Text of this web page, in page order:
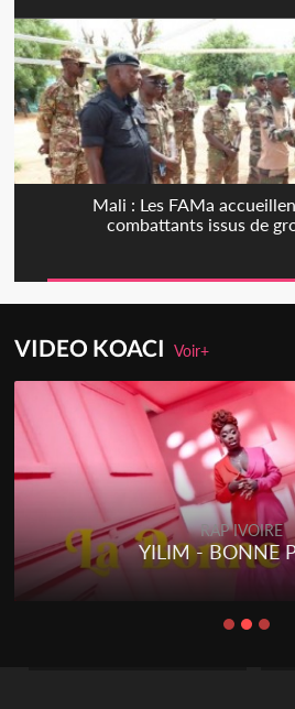
Mali : Les FAMa
combattants issus de
VIDEO KOACIVoir+
RAP IVOIRE
YILIM - BONNE